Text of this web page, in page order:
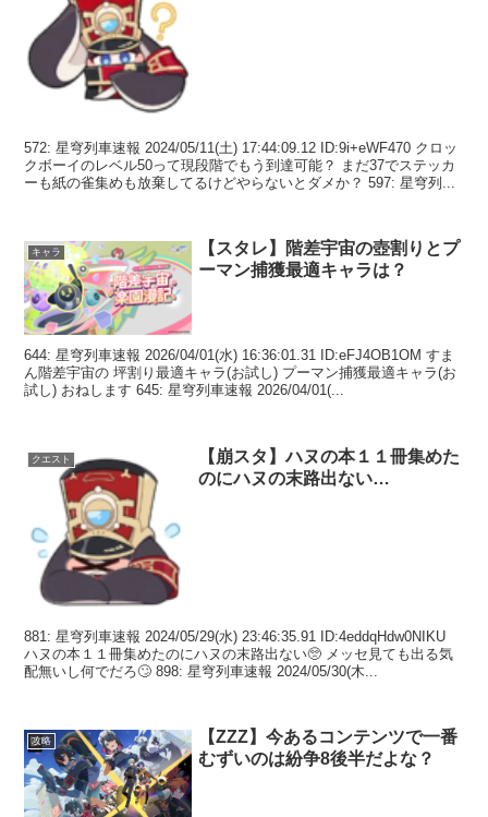
572: 星穹列車速報 2024/05/11(土) 17:44:09.12 ID:9i+eWF470 クロッ
クボーイのレベル50って現段階でもう到達可能？ まだ37でステッカ
ーも紙の雀集めも放棄してるけどやらないとダメか？ 597: 星穹列...
キャラ
【スタレ】階差宇宙の壺割りとプ
ーマン捕獲最適キャラは？
644: 星穹列車速報 2026/04/01(水) 16:36:01.31 ID:eFJ4OB1OM すま
ん階差宇宙の 坪割り最適キャラ(お試し) プーマン捕獲最適キャラ(お
試し) おねします 645: 星穹列車速報 2026/04/01(...
クエスト
【崩スタ】ハヌの本１１冊集めた
のにハヌの末路出ない…
881: 星穹列車速報 2024/05/29(水) 23:46:35.91 ID:4eddqHdw0NIKU
ハヌの本１１冊集めたのにハヌの末路出ない🥺 メッセ見ても出る気
配無いし何でだろ🙄 898: 星穹列車速報 2024/05/30(木...
攻略
【ZZZ】今あるコンテンツで一番
むずいのは紛争8後半だよな？